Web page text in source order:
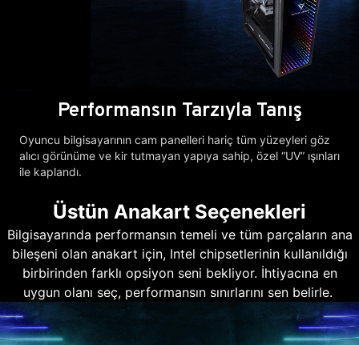
Performansın Tarzıyla Tanış
Oyuncu bilgisayarının cam panelleri hariç tüm yüzeyleri göz
alıcı görünüme ve kir tutmayan yapıya sahip, özel “UV” ışınları
ile kaplandı.
Üstün Anakart Seçenekleri
Bilgisayarında performansın temeli ve tüm parçaların ana
bileşeni olan anakart için, Intel chipsetlerinin kullanıldığı
birbirinden farklı opsiyon seni bekliyor. İhtiyacına en
uygun olanı seç, performansın sınırlarını sen belirle.